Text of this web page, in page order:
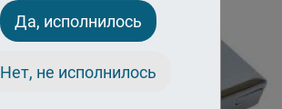
Да, исполнилось
Нет, не исполнилось